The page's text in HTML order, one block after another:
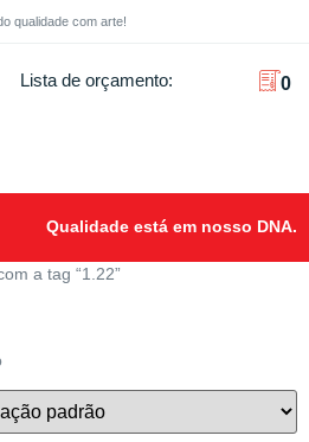
qualidade com arte!
Lista de orçamento: 0
Qualidade está em nosso DNA.
a tag “1.22”